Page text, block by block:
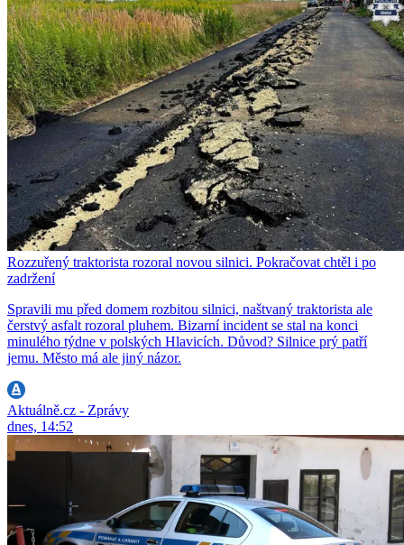
Rozzuřený traktorista rozoral novou silnici. Pokračovat chtěl i po
zadržení
Spravili mu před domem rozbitou silnici, naštvaný traktorista ale
čerstvý asfalt rozoral pluhem. Bizarní incident se stal na konci
minulého týdne v polských Hlavicích. Důvod? Silnice prý patří
jemu. Město má ale jiný názor.
Aktuálně.cz - Zprávy
dnes, 14:52